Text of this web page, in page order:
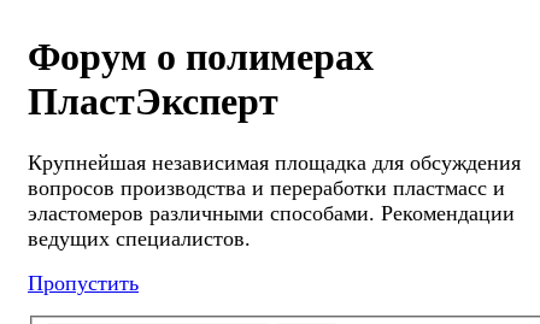
Форум о полимерах
ПластЭксперт
Крупнейшая независимая площадка для обсуждения
вопросов производства и переработки пластмасс и
эластомеров различными способами. Рекомендации
ведущих специалистов.
Пропустить